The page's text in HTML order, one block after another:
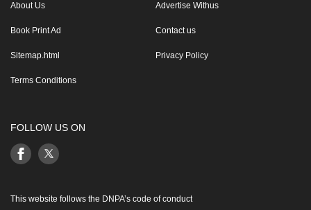
About Us Advertise Withus
Book Print Ad Contact us
Sitemap.html Privacy Policy
Terms Conditions
FOLLOW US ON
This website follows the DNPA’s code of conduct